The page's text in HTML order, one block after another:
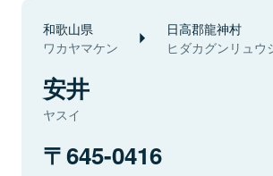
和歌山県
ワカヤマケン
日高郡龍神村
ヒダカグンリュウ
安井
ヤスイ
645-0416